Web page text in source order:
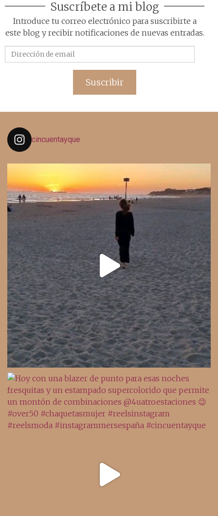
Suscríbete a mi blog
Introduce tu correo electrónico para suscribirte a
este blog y recibir notificaciones de nuevas entradas.
de
Suscribir
cincuentayque